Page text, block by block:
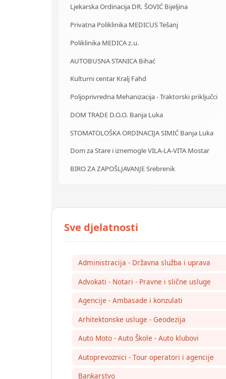
Ljekarska Ordinacija DR. ŠOVIĆ Bijeljina
Privatna Poliklinika MEDICUS Tešanj
Poliklinika MEDICA z.u.
AUTOBUSNA STANICA Bihać
Kulturni centar Kralj Fahd
Poljoprivredna Mehanizacija - Traktorski priključci
DOM TRADE D.O.O. Banja Luka
STOMATOLOŠKA ORDINACIJA SIMIĆ Banja Luka
Dom za Stare i iznemogle VILA-LA-VITA Mostar
BIRO ZA ZAPOŠLJAVANJE Srebrenik
Administracija - Državna služba i uprava
Advokati - Notari - Pravne i slične usluge
Agencije - Ambasade i konzulati
Arhitektonske usluge - Geodezija
Auto Moto - Auto Škole - Auto klubovi
Autoprevoznici - Tour operatori i agencije
Bankarstvo